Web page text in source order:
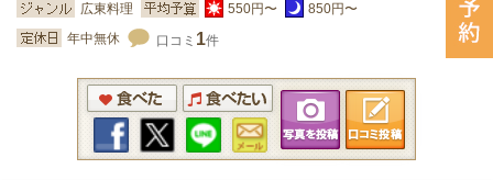
広東料理
550円〜
850円〜
年中無休
口コミ 1件